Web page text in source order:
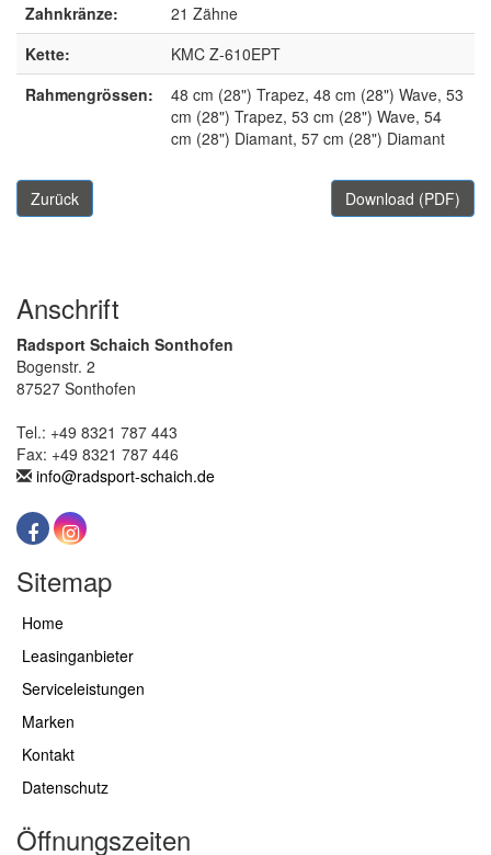
Zahnkränze:
21 Zähne
Kette:
KMC Z-610EPT
Rahmengrössen:
48 cm (28") Trapez, 48 cm (28") Wave, 53
cm (28") Trapez, 53 cm (28") Wave, 54
cm (28") Diamant, 57 cm (28") Diamant
Zurück Download (PDF)
Anschrift
Radsport Schaich Sonthofen
Bogenstr. 2
87527 Sonthofen
Tel.: +49 8321 787 443
Fax: +49 8321 787 446
info@radsport-schaich.de
Sitemap
Home
Leasinganbieter
Serviceleistungen
Marken
Kontakt
Datenschutz
Öffnungszeiten